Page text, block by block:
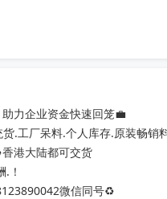
AK7738VQ
QX201-A
IRFB4227
力企业资金快速回笼💼
.工厂呆料.个人库存.原装畅销
港大陆都可交货
！
微信同号♻️